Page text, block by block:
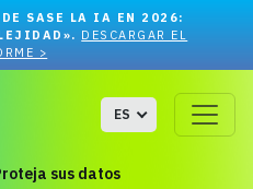
SASE LA IA EN 2026:
DESCARGAR EL
>
ES
sus datos